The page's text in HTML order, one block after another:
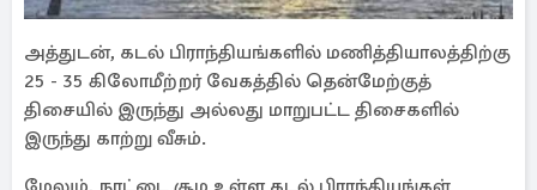
அத்துடன், கடல் பிராந்தியங்களில் மணித்தியாலத்திற்கு
25 - 35 கிலோமீற்றர் வேகத்தில் தென்மேற்குத்
திசையில் இருந்து அல்லது மாறுபட்ட திசைகளில்
இருந்து காற்று வீசும்.